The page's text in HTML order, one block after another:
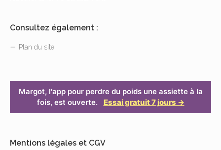
Consultez également :
Plan du site
Margot, l'app pour perdre du poids une assiette à la
fois, est ouverte.
Essai gratuit 7 jours →
Mentions légales et CGV